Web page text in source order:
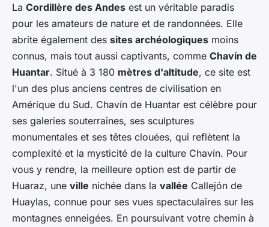
La Cordillère des Andes est un véritable paradis
pour les amateurs de nature et de randonnées. Elle
abrite également des sites archéologiques moins
connus, mais tout aussi captivants, comme Chavín de
Huantar. Situé à 3 180 mètres d'altitude, ce site est
l'un des plus anciens centres de civilisation en
Amérique du Sud. Chavín de Huantar est célèbre pour
ses galeries souterraines, ses sculptures
monumentales et ses têtes clouées, qui reflètent la
complexité et la mysticité de la culture Chavín. Pour
vous y rendre, la meilleure option est de partir de
Huaraz, une ville nichée dans la vallée Callejón de
Huaylas, connue pour ses vues spectaculaires sur les
montagnes enneigées. En poursuivant votre chemin à